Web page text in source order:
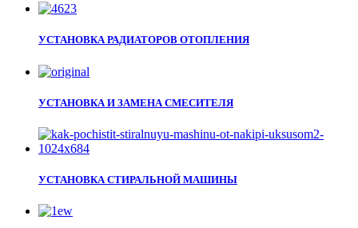
УСТАНОВКА РАДИАТОРОВ ОТОПЛЕНИЯ
УСТАНОВКА И ЗАМЕНА СМЕСИТЕЛЯ
УСТАНОВКА СТИРАЛЬНОЙ МАШИНЫ